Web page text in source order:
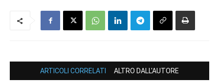
ARTICOLI CORRELATI ALTRO DALL'AUTORE